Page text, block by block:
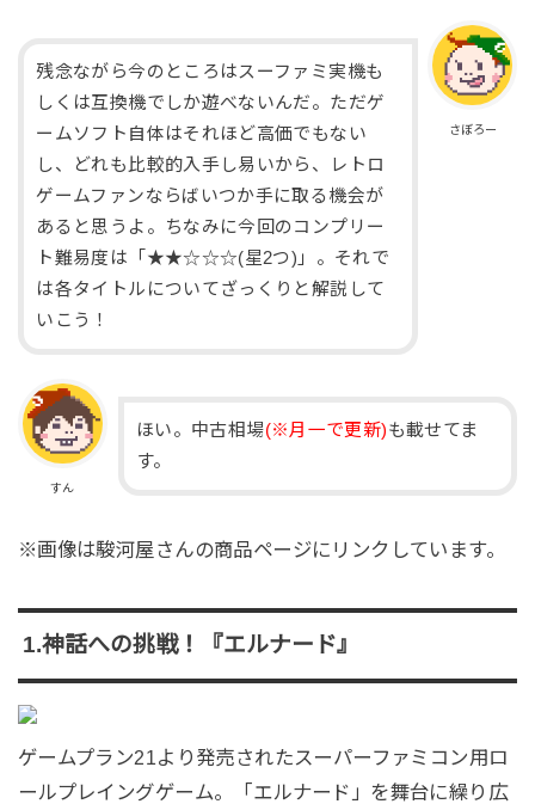
さぼろー
残念ながら今のところはスーファミ実機も
しくは互換機でしか遊べないんだ。ただゲ
ームソフト自体はそれほど高価でもない
し、どれも比較的入手し易いから、レトロ
ゲームファンならばいつか手に取る機会が
あると思うよ。ちなみに今回のコンプリー
ト難易度は「★★☆☆☆(星2つ)」。それで
は各タイトルについてざっくりと解説して
いこう！
すん
ほい。中古相場(※月一で更新)も載せてま
す。
※画像は駿河屋さんの商品ページにリンクしています。
1.神話への挑戦！『エルナード』
ゲームプラン21より発売されたスーパーファミコン用ロ
ールプレイングゲーム。「エルナード」を舞台に繰り広